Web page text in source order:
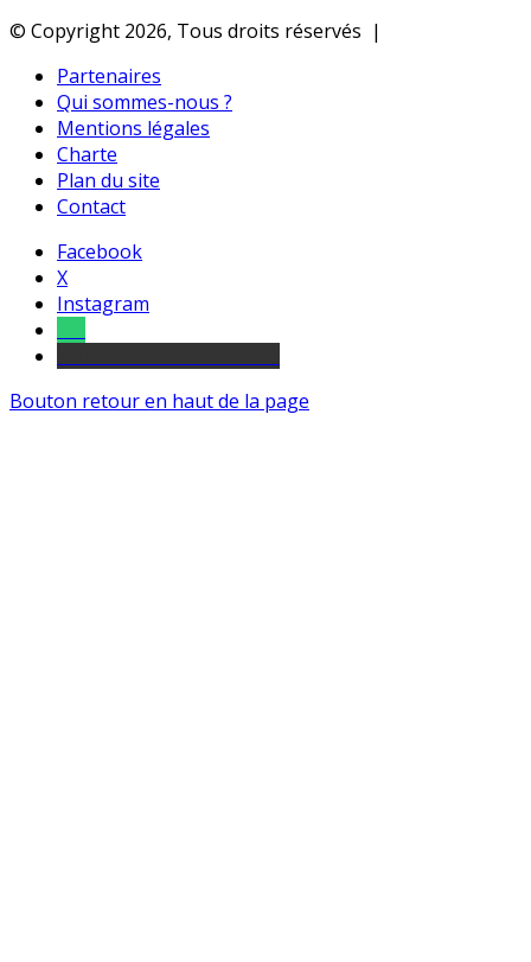
© Copyright 2026, Tous droits réservés |
Partenaires
Qui sommes-nous ?
Mentions légales
Charte
Plan du site
Contact
Facebook
X
Instagram
Bouton retour en haut de la page